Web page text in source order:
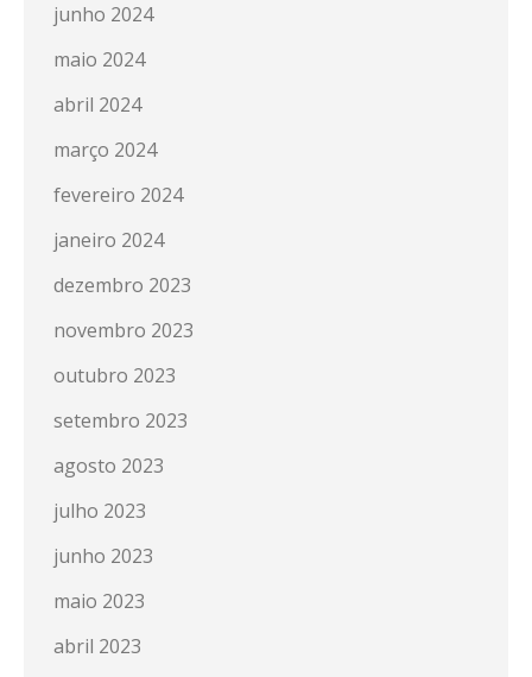
junho 2024
maio 2024
abril 2024
março 2024
fevereiro 2024
janeiro 2024
dezembro 2023
novembro 2023
outubro 2023
setembro 2023
agosto 2023
julho 2023
junho 2023
maio 2023
abril 2023